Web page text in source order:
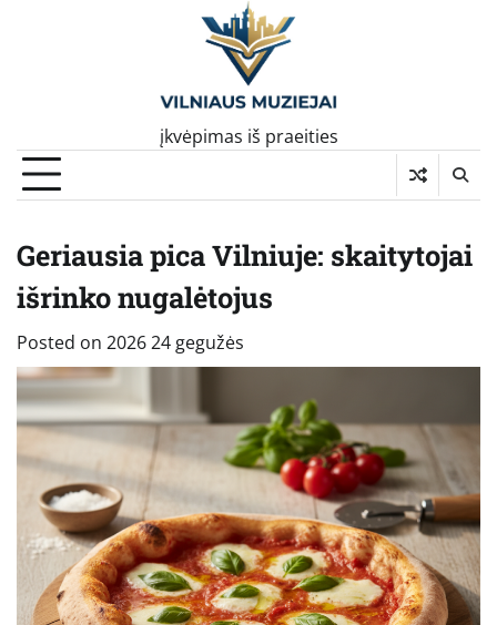
įkvėpimas iš praeities
Geriausia pica Vilniuje: skaitytojai
išrinko nugalėtojus
Posted on 2026 24 gegužės